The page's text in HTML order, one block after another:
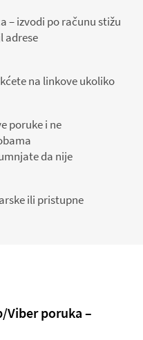
– izvodi po računu stižu
adrese
na linkove ukoliko
poruke i ne
da nije
ili pristupne
Viber poruka –